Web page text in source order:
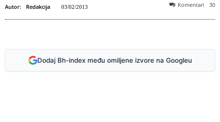
Autor: Redakcija 03/02/2013 Komentari 30
Dodaj Bh-index među omiljene izvore na Googleu